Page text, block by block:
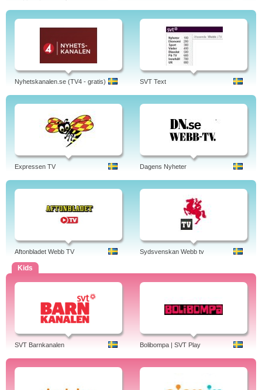
Nyhetskanalen.se (TV4 - gratis) SVT Text
Expressen TV Dagens Nyheter
Aftonbladet Webb TV Sydsvenskan Webb tv
Kids
SVT Barnkanalen Bolibompa | SVT Play